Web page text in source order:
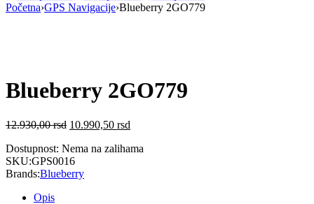
Početna›GPS Navigacije›Blueberry 2GO779
Blueberry 2GO779
12.930,00rsd 10.990,50 rsd
Dostupnost: Nema na zalihama
SKU:GPS0016
Brands:Blueberry
Opis